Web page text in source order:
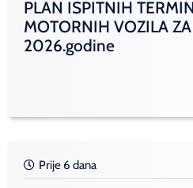
PLAN ISPITNIH
MOTORNIH VOZILA
2026.godine
Prije 6 dana